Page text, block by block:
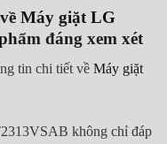
về Máy giặt LG
đáng xem xét
tin chi tiết về Máy giặt
không chỉ đáp